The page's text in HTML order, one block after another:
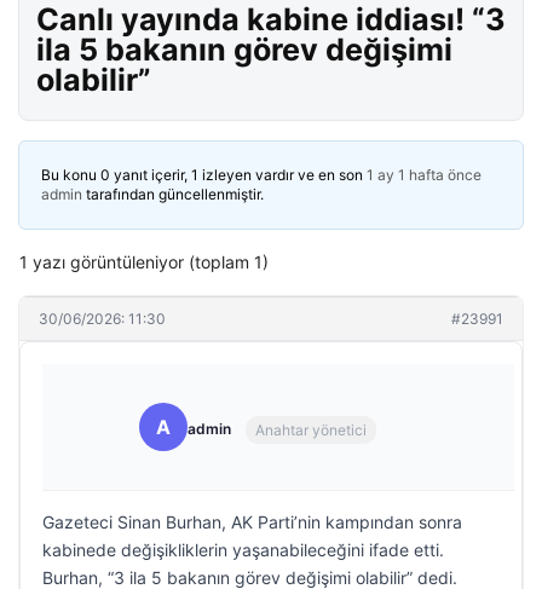
Canlı yayında kabine iddiası! “3
ila 5 bakanın görev değişimi
olabilir”
Bu konu 0 yanıt içerir, 1 izleyen vardır ve en son 1 ay 1 hafta önce
admin tarafından güncellenmiştir.
1 yazı görüntüleniyor (toplam 1)
30/06/2026: 11:30 #23991
A admin Anahtar yönetici
Gazeteci Sinan Burhan, AK Parti’nin kampından sonra
kabinede değişikliklerin yaşanabileceğini ifade etti.
Burhan, “3 ila 5 bakanın görev değişimi olabilir” dedi.